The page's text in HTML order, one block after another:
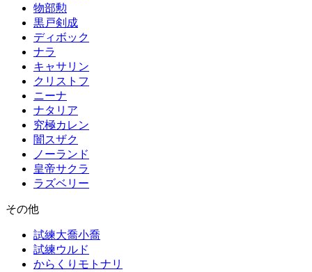
物部勲
黒戸剣成
ディボック
ナラ
キャサリン
クリストフ
ニーナ
ナタリア
究極カレン
闇スザク
ノーランド
皇帝サクラ
ラズベリー
その他
試練大喬小喬
試練ウルド
からくりモトナリ